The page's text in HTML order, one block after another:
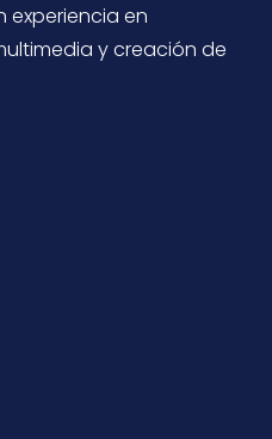
experiencia en
y creación de